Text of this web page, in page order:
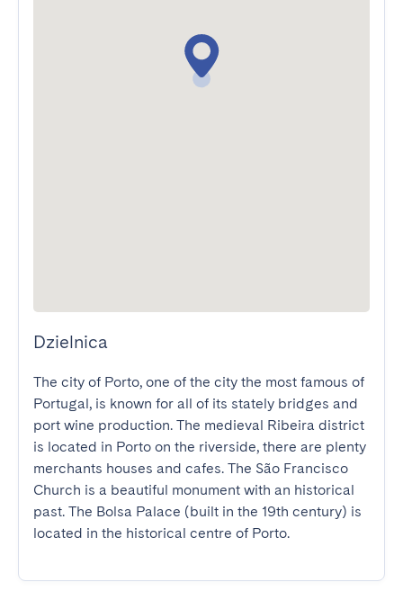
Dzielnica
The city of Porto, one of the city the most famous of
Portugal, is known for all of its stately bridges and
port wine production. The medieval Ribeira district
is located in Porto on the riverside, there are plenty
merchants houses and cafes. The São Francisco
Church is a beautiful monument with an historical
past. The Bolsa Palace (built in the 19th century) is
located in the historical centre of Porto.